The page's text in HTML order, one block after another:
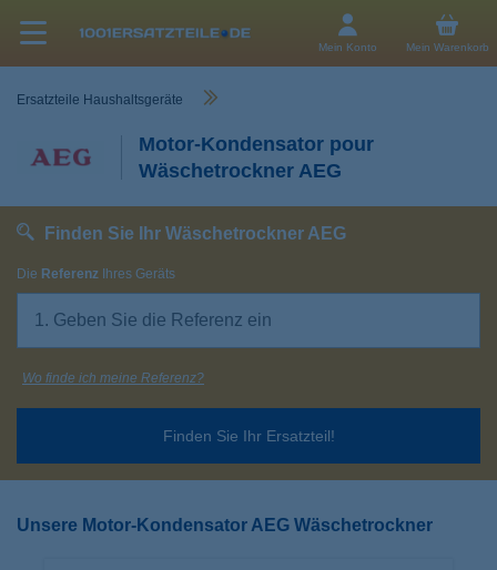
Mein Konto Mein Warenkorb
Ersatzteile Haushaltsgeräte
Motor-Kondensator pour
Wäschetrockner AEG
Finden Sie Ihr Wäschetrockner AEG
Die Referenz Ihres Geräts
Finden Sie Ihr Ersatzteil!
Wo finde ich meine Referenz?
Unsere Motor-Kondensator AEG Wäschetrockner